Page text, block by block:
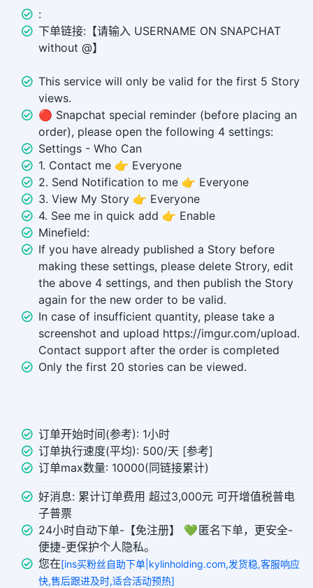
:
下单链接:【请输入 USERNAME ON SNAPCHAT
without @】
This service will only be valid for the first 5 Story
views.
🔴 Snapchat special reminder (before placing an
order), please open the following 4 settings:
Settings - Who Can
1. Contact me 👉 Everyone
2. Send Notification to me 👉 Everyone
3. View My Story 👉 Everyone
4. See me in quick add 👉 Enable
Minefield:
If you have already published a Story before
making these settings, please delete Strory, edit
the above 4 settings, and then publish the Story
again for the new order to be valid.
In case of insufficient quantity, please take a
screenshot and upload https://imgur.com/upload.
Contact support after the order is completed
Only the first 20 stories can be viewed.
订单开始时间(参考): 1小时
订单执行速度(平均): 500/天 [参考]
订单max数量: 10000(同链接累计)
好消息: 累计订单费用 超过3,000元 可开增值税普电
子普票
24小时自动下单-【免注册】 💚 匿名下单，更安全-
便捷-更保护个人隐私。
您在[ins买粉丝自助下单|kylinholding.com,发货稳,客服响应
快,售后跟进及时,适合活动预热]